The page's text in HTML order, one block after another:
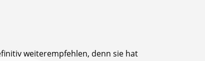
weiterempfehlen, denn sie hat